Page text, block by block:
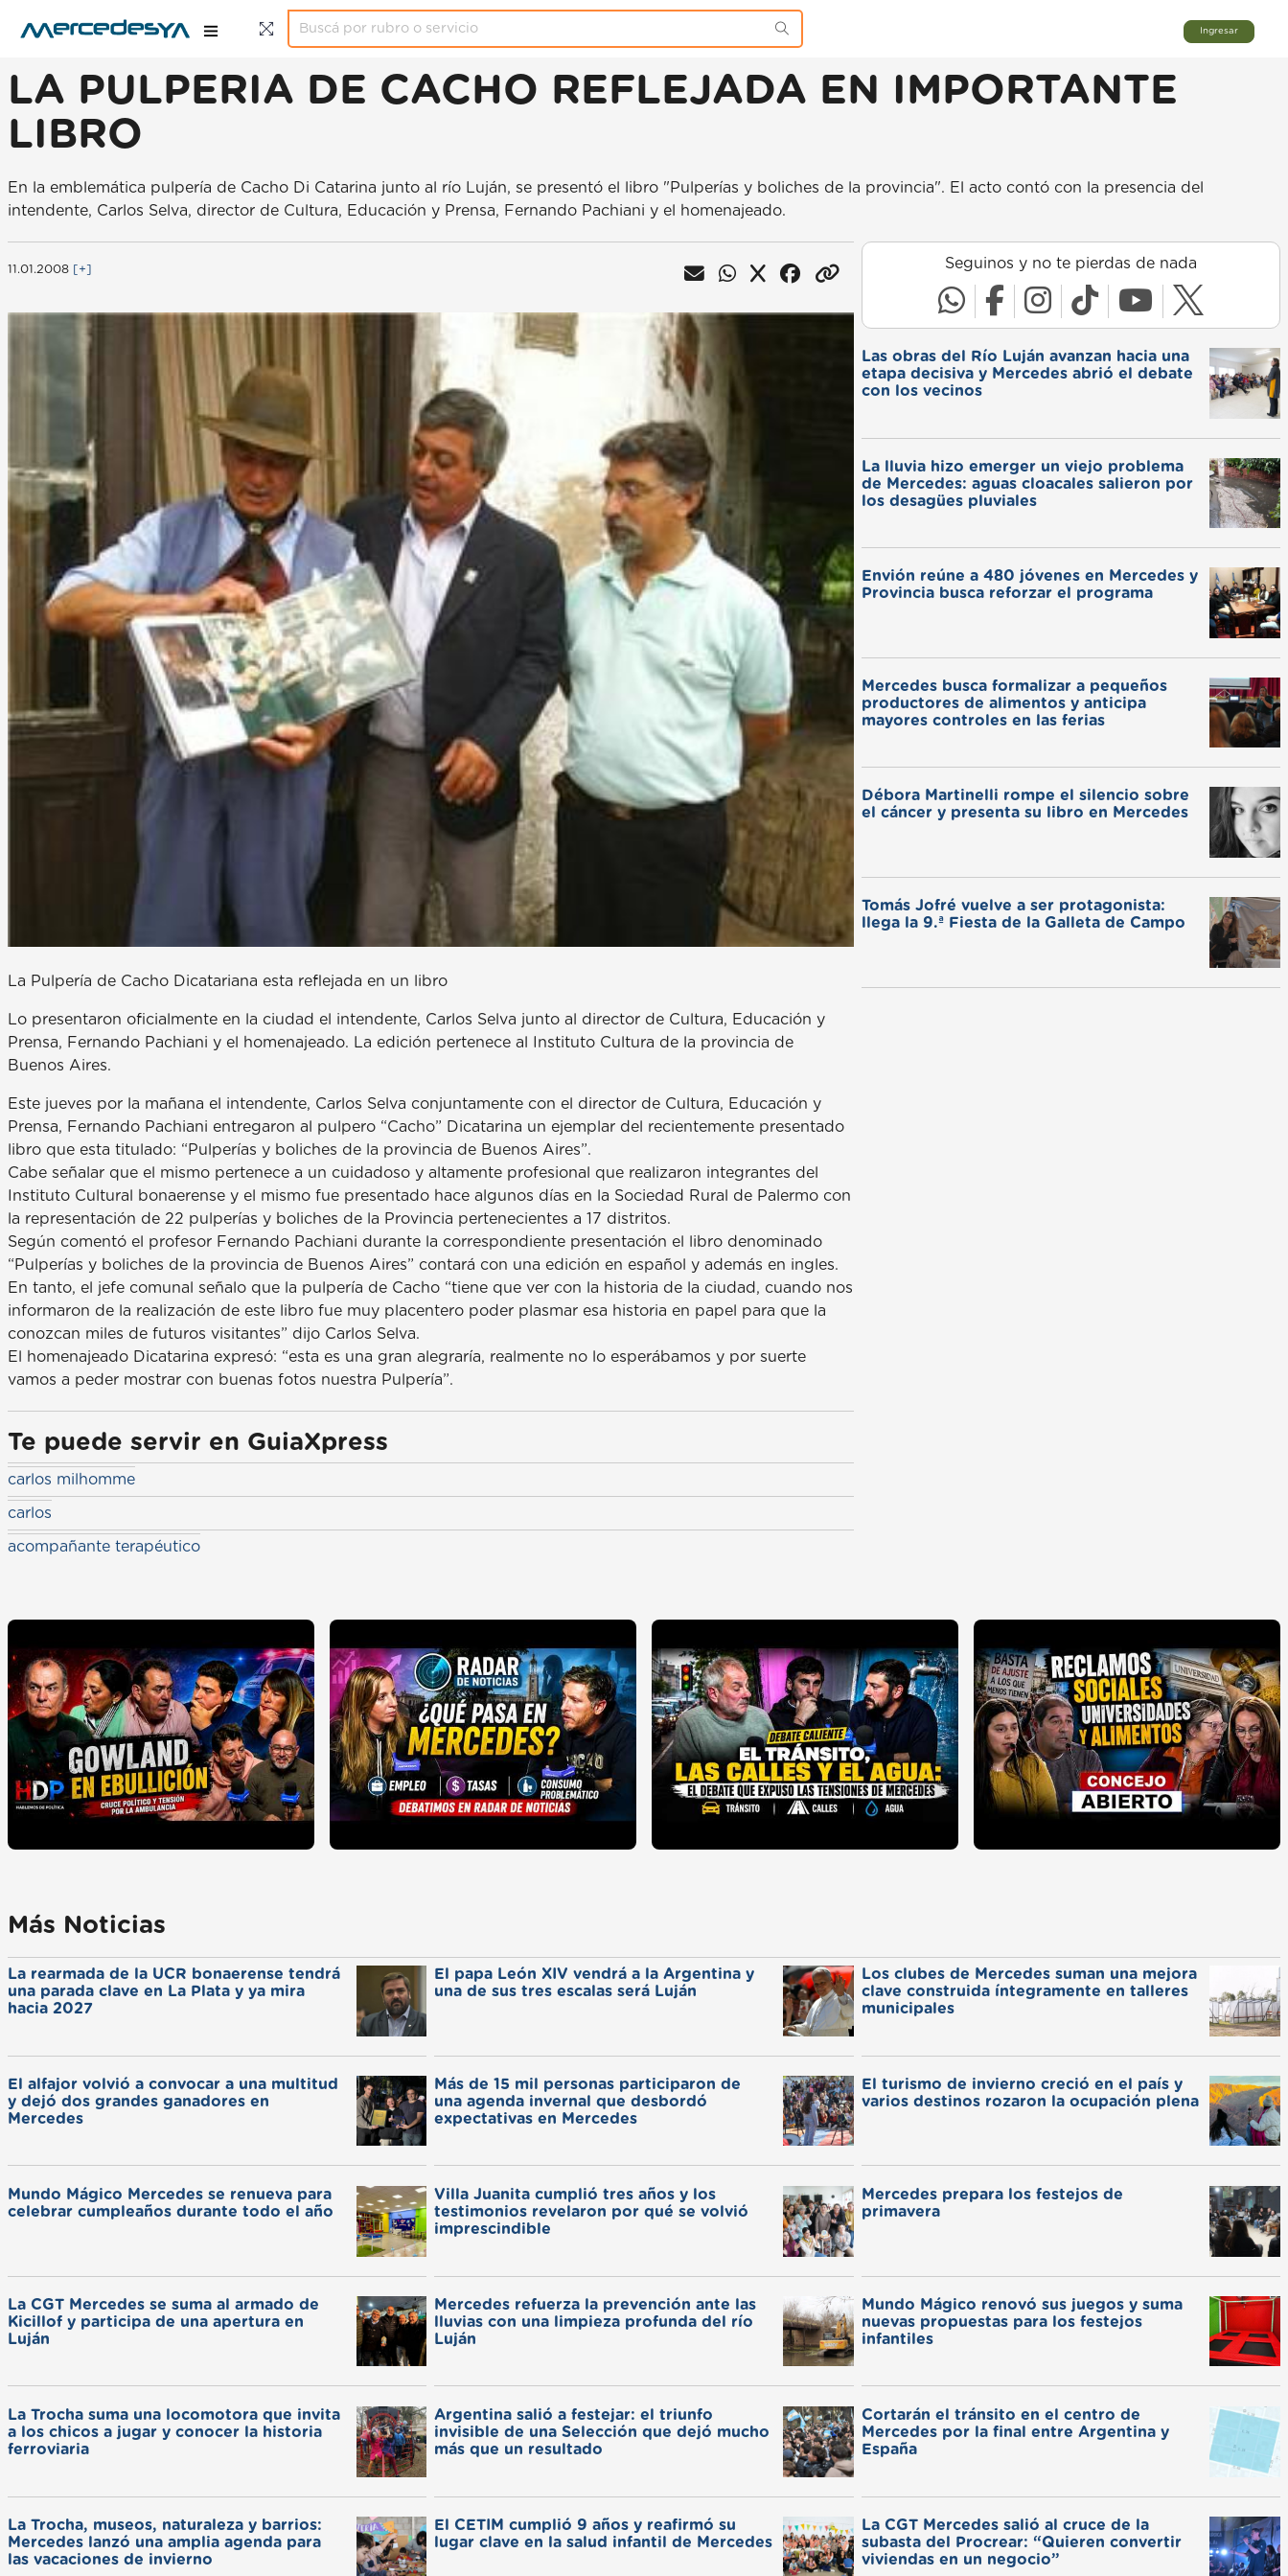
Ingresar
LA PULPERIA DE CACHO REFLEJADA EN IMPORTANTE
LIBRO
En la emblemática pulpería de Cacho Di Catarina junto al río Luján, se presentó el libro "Pulperías y boliches de la provincia". El acto contó con la presencia del
intendente, Carlos Selva, director de Cultura, Educación y Prensa, Fernando Pachiani y el homenajeado.
11.01.2008 [+]
La Pulpería de Cacho Dicatariana esta reflejada en un libro
Lo presentaron oficialmente en la ciudad el intendente, Carlos Selva junto al director de Cultura, Educación y
Prensa, Fernando Pachiani y el homenajeado. La edición pertenece al Instituto Cultura de la provincia de
Buenos Aires.
Este jueves por la mañana el intendente, Carlos Selva conjuntamente con el director de Cultura, Educación y
Prensa, Fernando Pachiani entregaron al pulpero “Cacho” Dicatarina un ejemplar del recientemente presentado
libro que esta titulado: “Pulperías y boliches de la provincia de Buenos Aires”.
Cabe señalar que el mismo pertenece a un cuidadoso y altamente profesional que realizaron integrantes del
Instituto Cultural bonaerense y el mismo fue presentado hace algunos días en la Sociedad Rural de Palermo con
la representación de 22 pulperías y boliches de la Provincia pertenecientes a 17 distritos.
Según comentó el profesor Fernando Pachiani durante la correspondiente presentación el libro denominado
“Pulperías y boliches de la provincia de Buenos Aires” contará con una edición en español y además en ingles.
En tanto, el jefe comunal señalo que la pulpería de Cacho “tiene que ver con la historia de la ciudad, cuando nos
informaron de la realización de este libro fue muy placentero poder plasmar esa historia en papel para que la
conozcan miles de futuros visitantes” dijo Carlos Selva.
El homenajeado Dicatarina expresó: “esta es una gran alegraría, realmente no lo esperábamos y por suerte
vamos a peder mostrar con buenas fotos nuestra Pulpería”.
Te puede servir en GuiaXpress
carlos milhomme
carlos
acompañante terapéutico
Seguinos y no te pierdas de nada
Las obras del Río Luján avanzan hacia una
etapa decisiva y Mercedes abrió el debate
con los vecinos
La lluvia hizo emerger un viejo problema
de Mercedes: aguas cloacales salieron por
los desagües pluviales
Envión reúne a 480 jóvenes en Mercedes y
Provincia busca reforzar el programa
Mercedes busca formalizar a pequeños
productores de alimentos y anticipa
mayores controles en las ferias
Débora Martinelli rompe el silencio sobre
el cáncer y presenta su libro en Mercedes
Tomás Jofré vuelve a ser protagonista:
llega la 9.ª Fiesta de la Galleta de Campo
Más Noticias
La rearmada de la UCR bonaerense tendrá
una parada clave en La Plata y ya mira
hacia 2027
El papa León XIV vendrá a la Argentina y
una de sus tres escalas será Luján
Los clubes de Mercedes suman una mejora
clave construida íntegramente en talleres
municipales
El alfajor volvió a convocar a una multitud
y dejó dos grandes ganadores en
Mercedes
Más de 15 mil personas participaron de
una agenda invernal que desbordó
expectativas en Mercedes
El turismo de invierno creció en el país y
varios destinos rozaron la ocupación plena
Mundo Mágico Mercedes se renueva para
celebrar cumpleaños durante todo el año
Villa Juanita cumplió tres años y los
testimonios revelaron por qué se volvió
imprescindible
Mercedes prepara los festejos de
primavera
La CGT Mercedes se suma al armado de
Kicillof y participa de una apertura en
Luján
Mercedes refuerza la prevención ante las
lluvias con una limpieza profunda del río
Luján
Mundo Mágico renovó sus juegos y suma
nuevas propuestas para los festejos
infantiles
La Trocha suma una locomotora que invita
a los chicos a jugar y conocer la historia
ferroviaria
Argentina salió a festejar: el triunfo
invisible de una Selección que dejó mucho
más que un resultado
Cortarán el tránsito en el centro de
Mercedes por la final entre Argentina y
España
La Trocha, museos, naturaleza y barrios:
Mercedes lanzó una amplia agenda para
las vacaciones de invierno
El CETIM cumplió 9 años y reafirmó su
lugar clave en la salud infantil de Mercedes
La CGT Mercedes salió al cruce de la
subasta del Procrear: “Quieren convertir
viviendas en un negocio”